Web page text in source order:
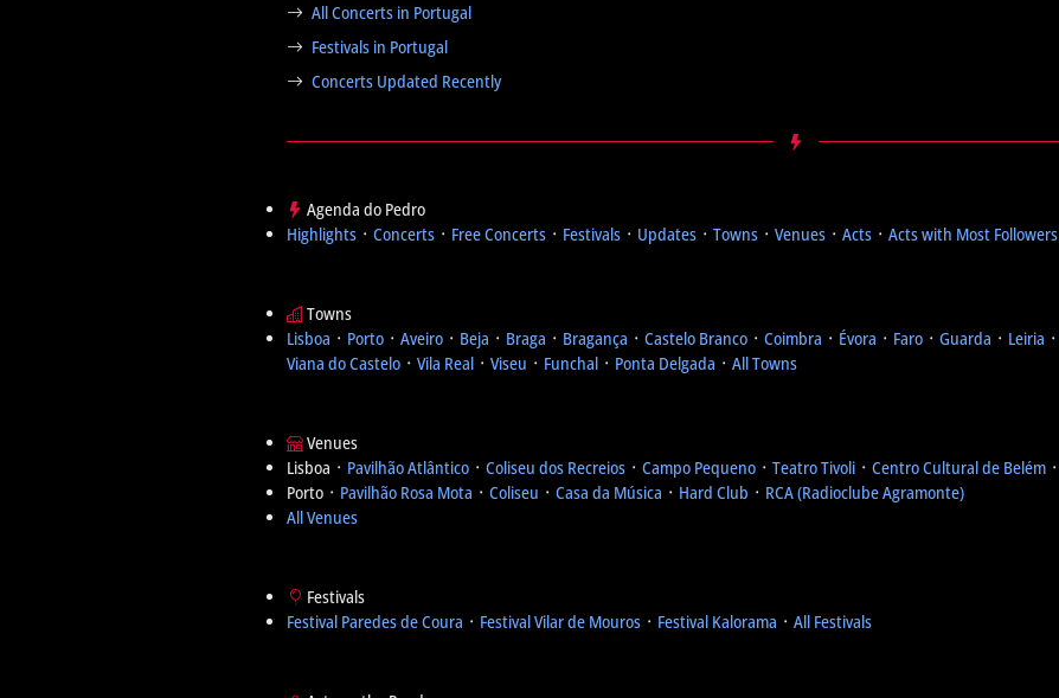
All Concerts in Portugal
Festivals in Portugal
Concerts Updated Recently
Agenda do Pedro
Highlights ᛫ Concerts ᛫ Free Concerts ᛫ Festivals ᛫ Updates ᛫ Towns ᛫ Venues ᛫ Acts ᛫ Acts with Most Followers
Towns
Lisboa ᛫ Porto ᛫ Aveiro ᛫ Beja ᛫ Braga ᛫ Bragança ᛫ Castelo Branco ᛫ Coimbra ᛫ Évora ᛫ Faro ᛫ Guarda ᛫ Leiria ᛫
Viana do Castelo ᛫ Vila Real ᛫ Viseu ᛫ Funchal ᛫ Ponta Delgada ᛫ All Towns
Venues
Lisboa ᛫ Pavilhão Atlântico ᛫ Coliseu dos Recreios ᛫ Campo Pequeno ᛫ Teatro Tivoli ᛫ Centro Cultural de Belém ᛫
Porto ᛫ Pavilhão Rosa Mota ᛫ Coliseu ᛫ Casa da Música ᛫ Hard Club ᛫ RCA (Radioclube Agramonte)
All Venues
Festivals
Festival Paredes de Coura ᛫ Festival Vilar de Mouros ᛫ Festival Kalorama ᛫ All Festivals